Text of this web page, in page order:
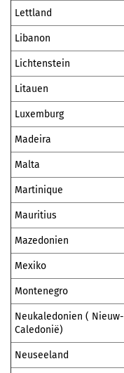
Lettland
Libanon
Lichtenstein
Litauen
Luxemburg
Madeira
Malta
Martinique
Mauritius
Mazedonien
Mexiko
Montenegro
Neukaledonien ( Nieuw-
Caledonië)
Neuseeland